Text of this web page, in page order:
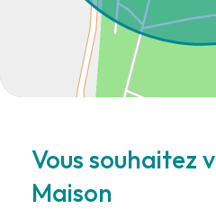
Vous souhaitez
Maison